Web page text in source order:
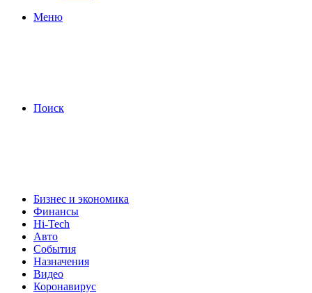
Меню
Поиск
Бизнес и экономика
Финансы
Hi-Tech
Авто
События
Назначения
Видео
Коронавирус